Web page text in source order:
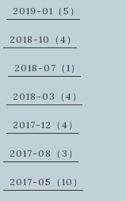
2019-01（5）
2018-10（4）
2018-07（1）
2018-03（4）
2017-12（4）
2017-08（3）
2017-05（10）